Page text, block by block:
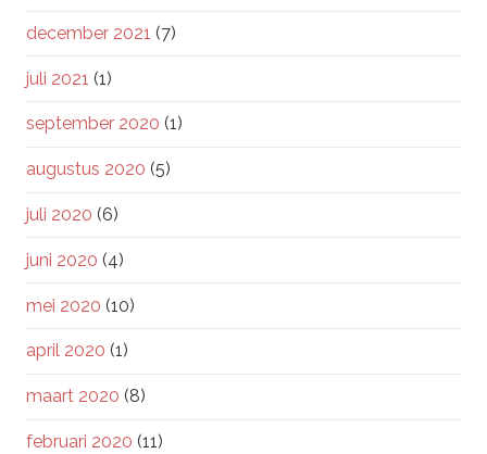
december 2021 (7)
juli 2021 (1)
september 2020 (1)
augustus 2020 (5)
juli 2020 (6)
juni 2020 (4)
mei 2020 (10)
april 2020 (1)
maart 2020 (8)
februari 2020 (11)